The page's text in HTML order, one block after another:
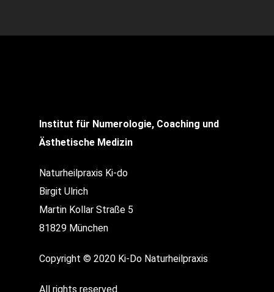
Institut für Numerologie, Coaching und
Ästhetische Medizin
Naturheilpraxis Ki-do
Birgit Ulrich
Martin Kollar Straße 5
81829 München
Copyright © 2020 Ki-Do Naturheilpraxis
All rights reserved.